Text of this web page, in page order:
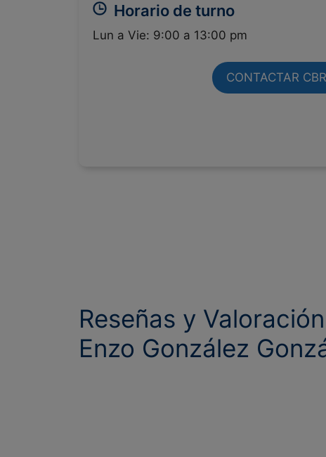
Horario de turno
Lun a Vie: 9:00 a 13:00 pm
CONTACTAR CBR
Reseñas y
Enzo González